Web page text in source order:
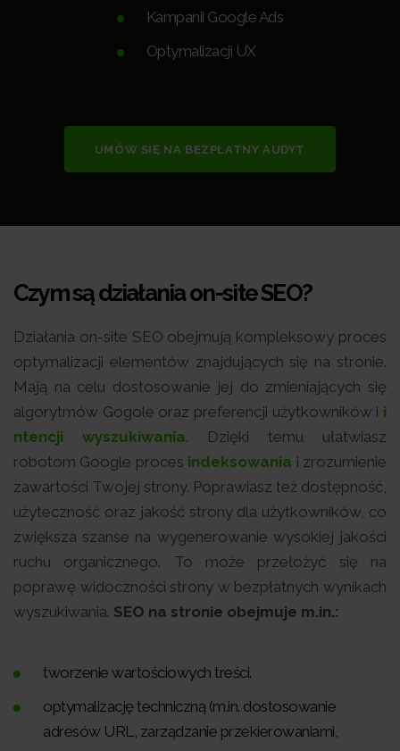
Kampanii Google Ads
Optymalizacji UX
UMÓW SIĘ NA BEZPŁATNY AUDYT
Czym są działania on-site SEO?
Działania on-site SEO obejmują kompleksowy proces
optymalizacji elementów znajdujących się na stronie.
Mają na celu dostosowanie jej do zmieniających się
algorytmów Gogole oraz preferencji użytkowników i i
ntencji wyszukiwania. Dzięki temu ułatwiasz
robotom Google proces indeksowania i zrozumienie
zawartości Twojej strony. Poprawiasz też dostępność,
użyteczność oraz jakość strony dla użytkowników, co
zwiększa szanse na wygenerowanie wysokiej jakości
ruchu organicznego. To może przełożyć się na
poprawę widoczności strony w bezpłatnych wynikach
wyszukiwania. SEO na stronie obejmuje m.in.:
tworzenie wartościowych treści.
optymalizację techniczną (m.in. dostosowanie
adresów URL, zarządzanie przekierowaniami,